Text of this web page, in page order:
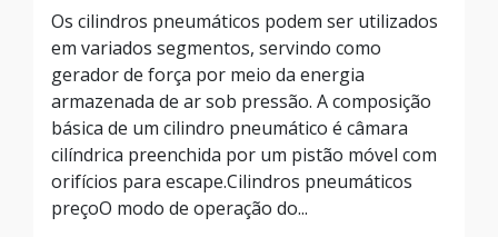
Os cilindros pneumáticos podem ser utilizados
em variados segmentos, servindo como
gerador de força por meio da energia
armazenada de ar sob pressão. A composição
básica de um cilindro pneumático é câmara
cilíndrica preenchida por um pistão móvel com
orifícios para escape.Cilindros pneumáticos
preçoO modo de operação do...